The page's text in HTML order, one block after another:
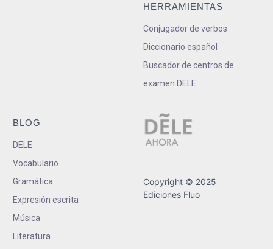
HERRAMIENTAS
Conjugador de verbos
Diccionario español
Buscador de centros de
examen DELE
BLOG
DELE
Vocabulario
Gramática
Expresión escrita
Música
Literatura
Copyright © 2025
Ediciones Fluo